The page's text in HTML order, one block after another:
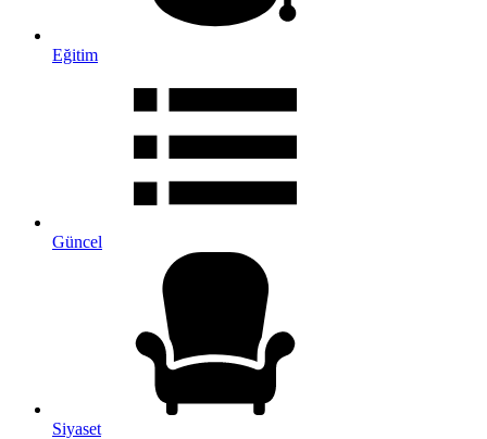
Eğitim
Güncel
Siyaset